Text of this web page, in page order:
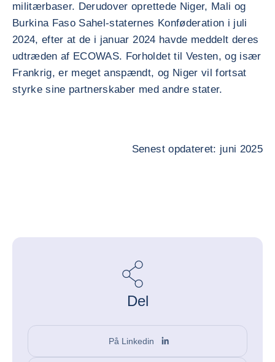
militærbaser. Derudover oprettede Niger, Mali og
Burkina Faso Sahel-staternes Konføderation i juli
2024, efter at de i januar 2024 havde meddelt deres
udtræden af ECOWAS. Forholdet til Vesten, og især
Frankrig, er meget anspændt, og Niger vil fortsat
styrke sine partnerskaber med andre stater.
Senest opdateret: juni 2025
Del
På Linkedin